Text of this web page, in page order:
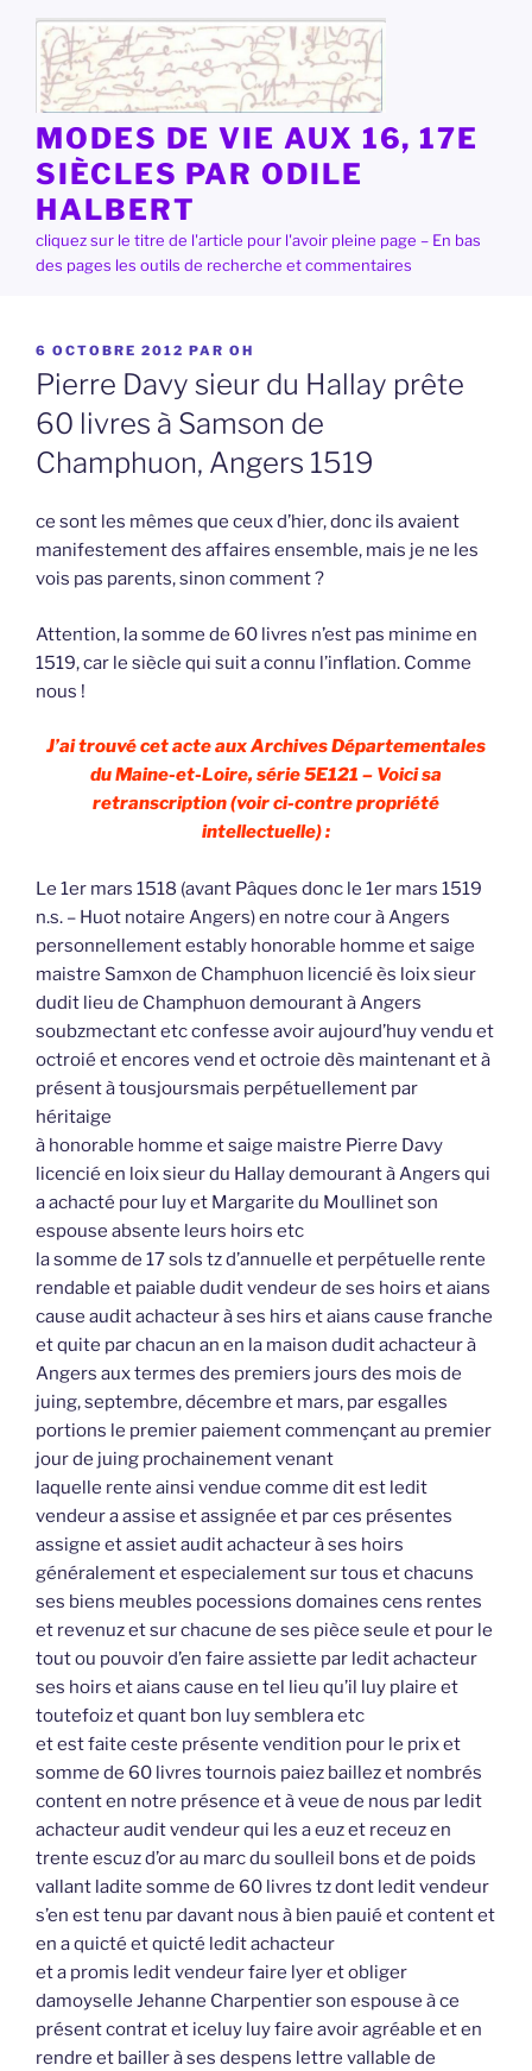
contenu
principal
MODES DE VIE AUX 16, 17E
SIÈCLES PAR ODILE
HALBERT
cliquez sur le titre de l'article pour l'avoir pleine page – En bas
des pages les outils de recherche et commentaires
PUBLIÉ
LE
6 OCTOBRE 2012 PAR OH
Pierre Davy sieur du Hallay prête
60 livres à Samson de
Champhuon, Angers 1519
ce sont les mêmes que ceux d’hier, donc ils avaient
manifestement des affaires ensemble, mais je ne les
vois pas parents, sinon comment ?
Attention, la somme de 60 livres n’est pas minime en
1519, car le siècle qui suit a connu l’inflation. Comme
nous !
J’ai trouvé cet acte aux Archives Départementales
du Maine-et-Loire, série 5E121 – Voici sa
retranscription (voir ci-contre propriété
intellectuelle) :
Le 1er mars 1518 (avant Pâques donc le 1er mars 1519
n.s. – Huot notaire Angers) en notre cour à Angers
personnellement estably honorable homme et saige
maistre Samxon de Champhuon licencié ès loix sieur
dudit lieu de Champhuon demourant à Angers
soubzmectant etc confesse avoir aujourd’huy vendu et
octroié et encores vend et octroie dès maintenant et à
présent à tousjoursmais perpétuellement par
héritaige
à honorable homme et saige maistre Pierre Davy
licencié en loix sieur du Hallay demourant à Angers qui
a achacté pour luy et Margarite du Moullinet son
espouse absente leurs hoirs etc
la somme de 17 sols tz d’annuelle et perpétuelle rente
rendable et paiable dudit vendeur de ses hoirs et aians
cause audit achacteur à ses hirs et aians cause franche
et quite par chacun an en la maison dudit achacteur à
Angers aux termes des premiers jours des mois de
juing, septembre, décembre et mars, par esgalles
portions le premier paiement commençant au premier
jour de juing prochainement venant
laquelle rente ainsi vendue comme dit est ledit
vendeur a assise et assignée et par ces présentes
assigne et assiet audit achacteur à ses hoirs
généralement et especialement sur tous et chacuns
ses biens meubles pocessions domaines cens rentes
et revenuz et sur chacune de ses pièce seule et pour le
tout ou pouvoir d’en faire assiette par ledit achacteur
ses hoirs et aians cause en tel lieu qu’il luy plaire et
toutefoiz et quant bon luy semblera etc
et est faite ceste présente vendition pour le prix et
somme de 60 livres tournois paiez baillez et nombrés
content en notre présence et à veue de nous par ledit
achacteur audit vendeur qui les a euz et receuz en
trente escuz d’or au marc du soulleil bons et de poids
vallant ladite somme de 60 livres tz dont ledit vendeur
s’en est tenu par davant nous à bien pauié et content et
en a quicté et quicté ledit achacteur
et a promis ledit vendeur faire lyer et obliger
damoyselle Jehanne Charpentier son espouse à ce
présent contrat et iceluy luy faire avoir agréable et en
rendre et bailler à ses despens lettre vallable de